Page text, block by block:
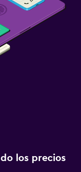
los precios